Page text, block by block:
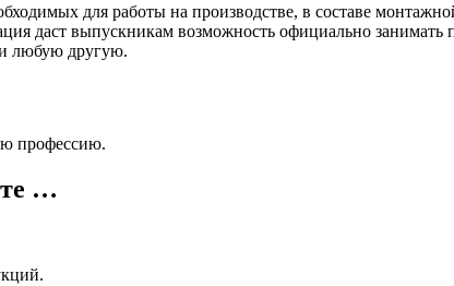
для работы на производстве, в составе
даст выпускникам возможность официально занимать
любую другую.
профессию.
…